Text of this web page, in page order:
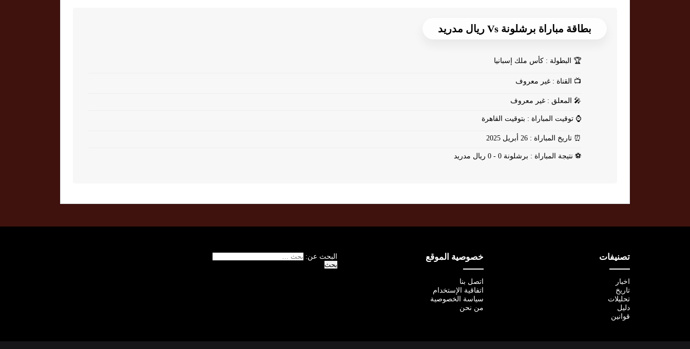
بطاقة مباراة برشلونة Vs ريال مدريد
🏆 البطولة : كأس ملك إسبانيا
📺 القناة : غير معروف
🎤 المعلق : غير معروف
⌚ توقيت المباراة : بتوقيت القاهرة
⏰ تاريخ المباراة : 26 أبريل 2025
⚽ نتيجة المباراة : برشلونة 0 - 0 ريال مدريد
تصنيفات
اخبار
تاريخ
تحليلات
دليل
قوانين
خصوصية الموقع
اتصل بنا
اتفاقية الإستخدام
سياسة الخصوصية
من نحن
البحث عن: